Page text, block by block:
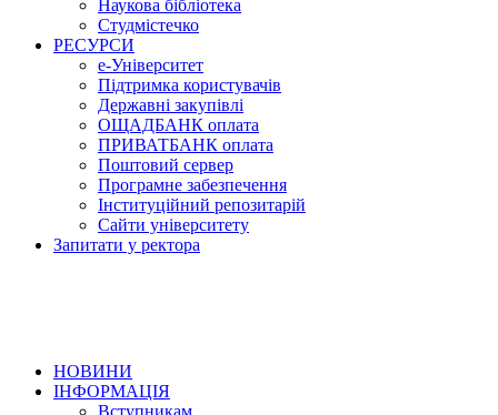
Наукова бібліотека
Студмістечко
РЕСУРСИ
е-Університет
Підтримка користувачів
Державні закупівлі
ОЩАДБАНК оплата
ПРИВАТБАНК оплата
Поштовий сервер
Програмне забезпечення
Інституційний репозитарій
Сайти університету
Запитати у ректора
НОВИНИ
ІНФОРМАЦІЯ
Вступникам